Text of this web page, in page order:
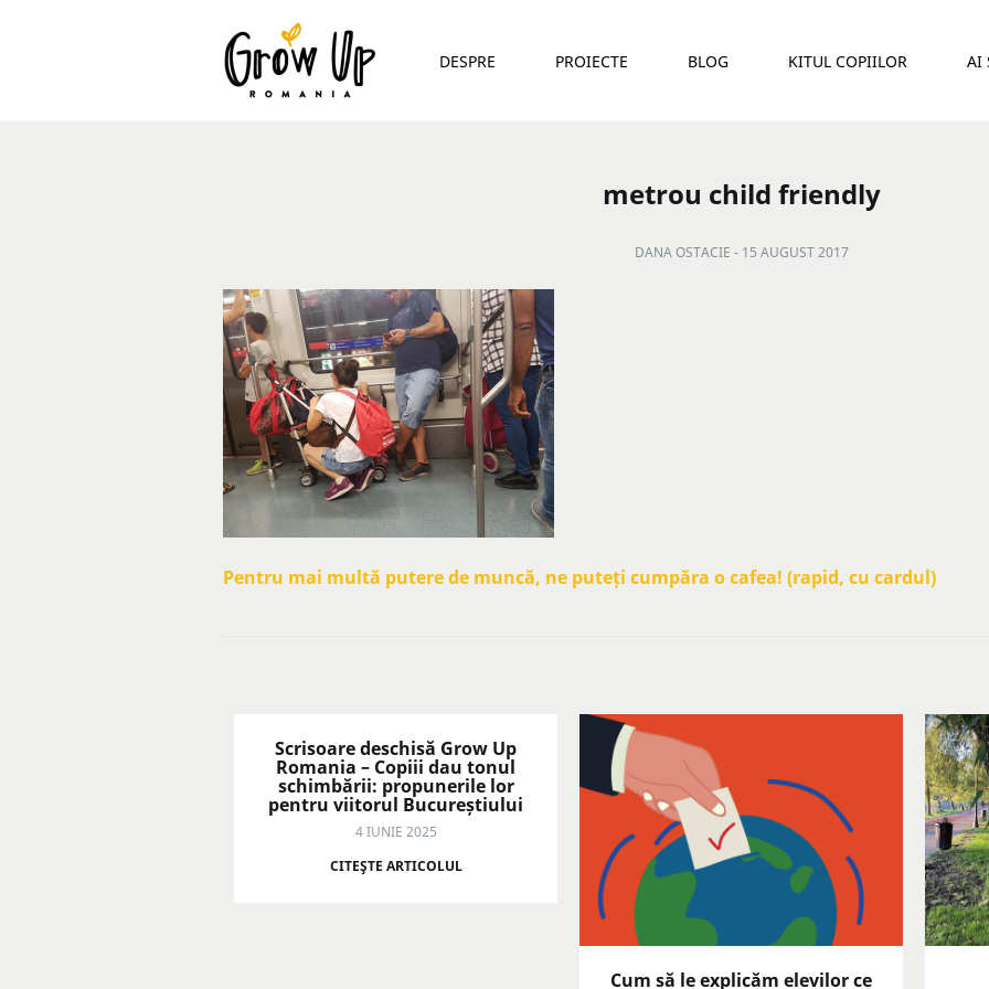
DESPRE PROIECTE BLOG KITUL COPIILOR AI
metrou child friendly
DANA OSTACIE - 15 AUGUST 2017
Pentru mai multă putere de muncă, ne puteți cumpăra o cafea! (rapid, cu cardul)
Scrisoare deschisă Grow Up
Romania – Copiii dau tonul
schimbării: propunerile lor
pentru viitorul Bucureștiului
4 IUNIE 2025
CITEŞTE ARTICOLUL
Cum să le explicăm elevilor ce